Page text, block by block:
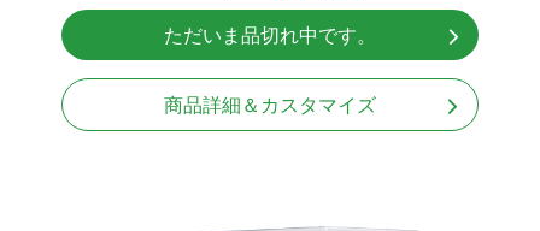
Windows11 Home 64bit
無線LAN Bluetooth対応
ただいま品切れ中です。
商品詳細＆カスタマイズ